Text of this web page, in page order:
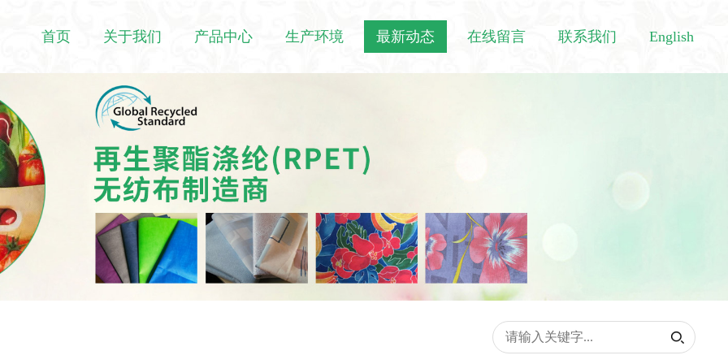
首页 关于我们 产品中心 生产环境 最新动态 在线留言 联系我们 English